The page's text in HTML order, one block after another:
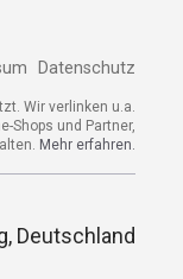
Datenschutz
Wir verlinken u.a.
Shops und Partner,
Mehr erfahren.
Deutschland